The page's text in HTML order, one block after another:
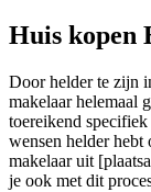
Huis kopen
Door helder te zijn
makelaar helemaal
toereikend
wensen helder
makelaar uit
je ook met dit